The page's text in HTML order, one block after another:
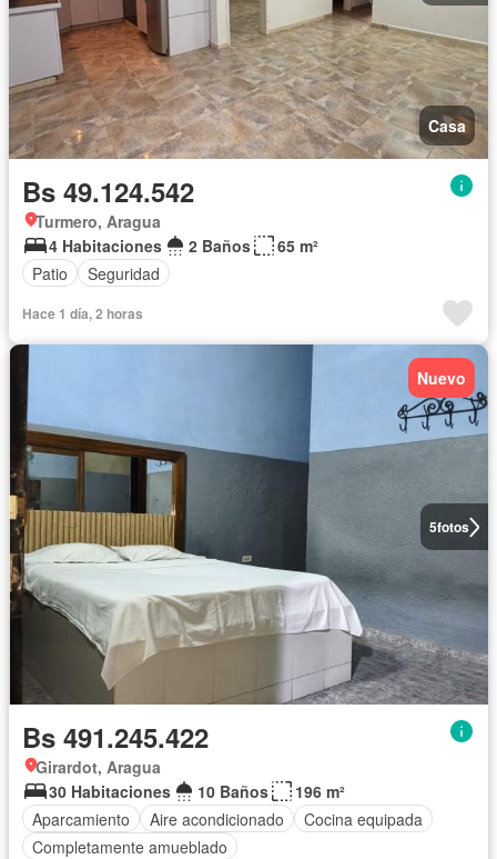
Casa
Bs 49.124.542
Turmero, Aragua
4 Habitaciones
2 Baños
65 m²
Patio
Seguridad
Hace 1 día, 2 horas
5fotos
Nuevo
Bs 491.245.422
Girardot, Aragua
30 Habitaciones
10 Baños
196 m²
Aparcamiento
Aire acondicionado
Cocina equipada
Completamente amueblado